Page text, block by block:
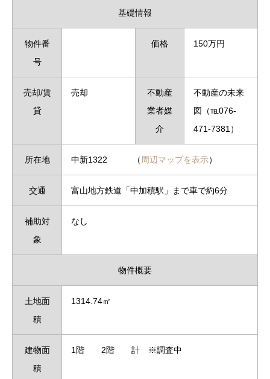
基礎情報
物件番
号
価格 150万円
売却/賃
貸
売却
不動産
業者媒
介
不動産の未来
図（℡076-
471-7381）
所在地 中新1322 （ 周辺マップを表示）
交通 富山地方鉄道「中加積駅」まで車で約6分
補助対
象
なし
物件概要
土地面
積
1314.74㎡
建物面
積
1階 2階 計 ※調査中